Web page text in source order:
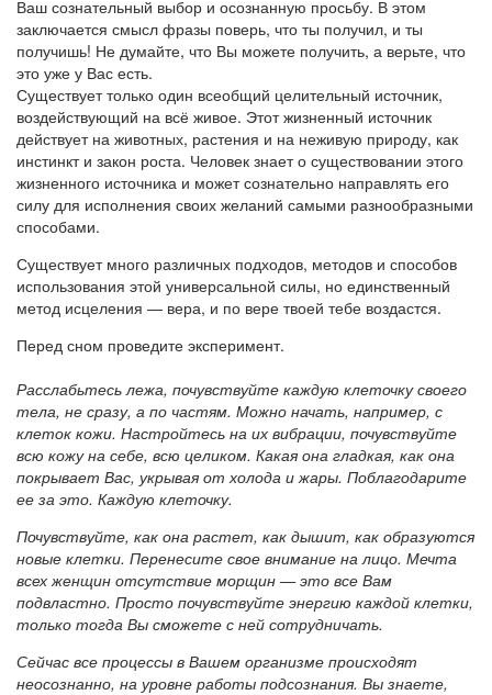
Ваш сознательный выбор и осознанную просьбу. В этом
заключается смысл фразы поверь, что ты получил, и ты
получишь! Не думайте, что Вы можете получить, а верьте, что
это уже у Вас есть.
Существует только один всеобщий целительный источник,
воздействующий на всё живое. Этот жизненный источник
действует на животных, растения и на неживую природу, как
инстинкт и закон роста. Человек знает о существовании этого
жизненного источника и может сознательно направлять его
силу для исполнения своих желаний самыми разнообразными
способами.
Существует много различных подходов, методов и способов
использования этой универсальной силы, но единственный
метод исцеления — вера, и по вере твоей тебе воздастся.
Перед сном проведите эксперимент.
Расслабьтесь лежа, почувствуйте каждую клеточку своего
тела, не сразу, а по частям. Можно начать, например, с
клеток кожи. Настройтесь на их вибрации, почувствуйте
всю кожу на себе, всю целиком. Какая она гладкая, как она
покрывает Вас, укрывая от холода и жары. Поблагодарите
ее за это. Каждую клеточку.
Почувствуйте, как она растет, как дышит, как образуются
новые клетки. Перенесите свое внимание на лицо. Мечта
всех женщин отсутствие морщин — это все Вам
подвластно. Просто почувствуйте энергию каждой клетки,
только тогда Вы сможете с ней сотрудничать.
Сейчас все процессы в Вашем организме происходят
неосознанно, на уровне работы подсознания. Вы знаете,